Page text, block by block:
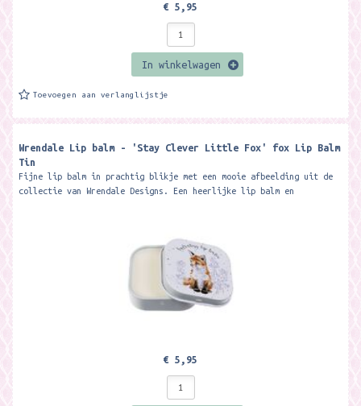
€ 5,95
In winkelwagen
Toevoegen aan verlanglijstje
Wrendale Lip balm - 'Stay Clever Little Fox' fox Lip Balm
Tin
Fijne lip balm in prachtig blikje met een mooie afbeelding uit de
collectie van Wrendale Designs. Een heerlijke lip balm en
€ 5,95